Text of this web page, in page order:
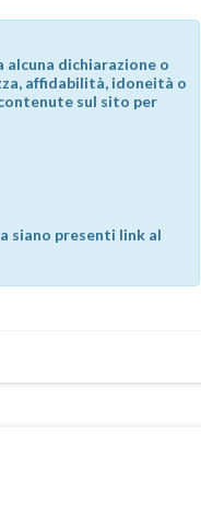
dichiarazione o
affidabilità, idoneità o
sul sito per
siano presenti link al